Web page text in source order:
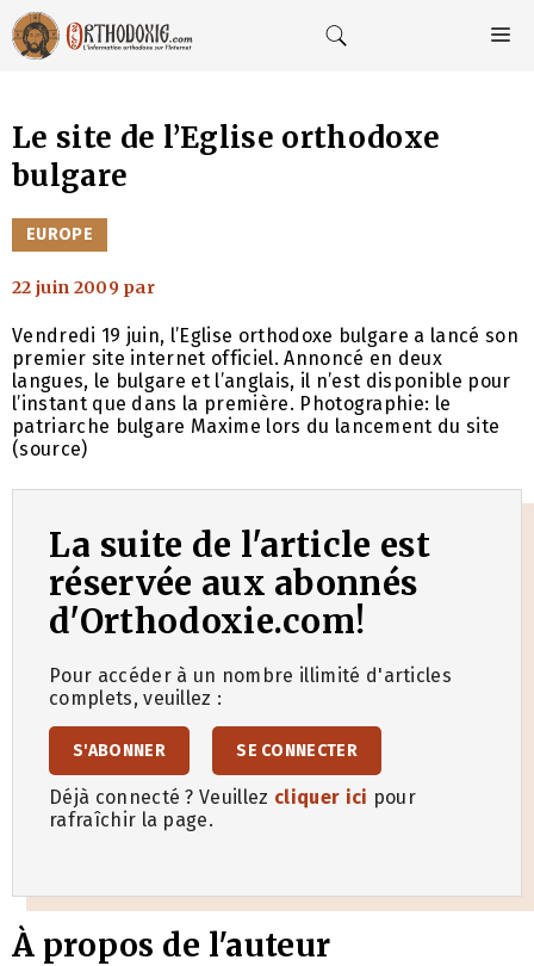
Aller
au
contenu
Le site de l’Eglise orthodoxe
bulgare
CATÉGORIES
EUROPE
22 juin 2009 par
Vendredi 19 juin, l’Eglise orthodoxe bulgare a lancé son
premier site internet officiel. Annoncé en deux
langues, le bulgare et l’anglais, il n’est disponible pour
l’instant que dans la première. Photographie: le
patriarche bulgare Maxime lors du lancement du site
(source)
La suite de l'article est
réservée aux abonnés
d'Orthodoxie.com!
Pour accéder à un nombre illimité d'articles
complets, veuillez :
S'ABONNER SE CONNECTER
Déjà connecté ? Veuillez cliquer ici pour
rafraîchir la page.
À propos de l'auteur